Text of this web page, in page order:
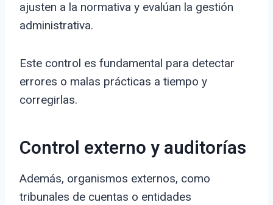
ajusten a la normativa y evalúan la gestión
administrativa.
Este control es fundamental para detectar
errores o malas prácticas a tiempo y
corregirlas.
Control externo y auditorías
Además, organismos externos, como
tribunales de cuentas o entidades